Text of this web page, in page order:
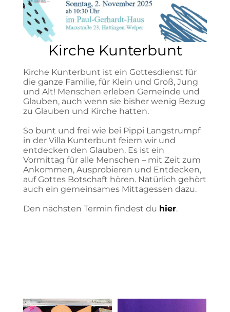
Kirche Kunterbunt
Kirche Kunterbunt ist ein Gottesdienst für
die ganze Familie, für Klein und Groß, Jung
und Alt! Menschen erleben Gemeinde und
Glauben, auch wenn sie bisher wenig Bezug
zu Glauben und Kirche hatten.
So bunt und frei wie bei Pippi Langstrumpf
in der Villa Kunterbunt feiern wir und
entdecken den Glauben. Es ist ein
Vormittag für alle Menschen – mit Zeit zum
Ankommen, Ausprobieren und Entdecken,
auf Gottes Botschaft hören. Natürlich gehört
auch ein gemeinsames Mittagessen dazu.
Den nächsten Termin findest du hier.